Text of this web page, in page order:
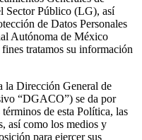
Sector Público (LG), así
de Datos Personales
Autónoma de México
tratamos su información
la Dirección General de
“DGACO”) se da por
de esta Política, las
así como los medios y
para ejercer sus